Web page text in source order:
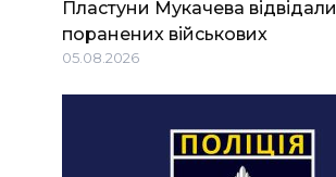
Пластуни Мукачева відвідали
поранених військових
05.08.2026